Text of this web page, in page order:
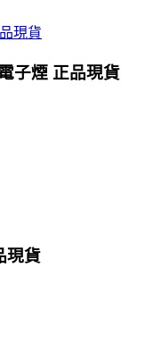
子煙 正品現貨
現貨